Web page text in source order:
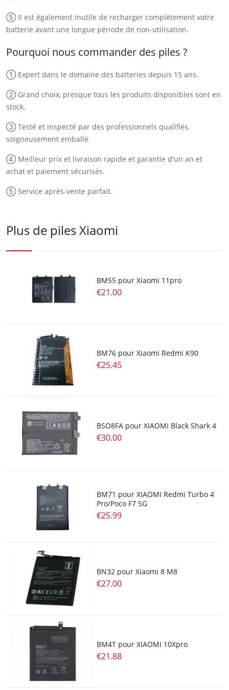
⑤ Il est également inutile de recharger complètement votre
batterie avant une longue période de non-utilisation.
Pourquoi nous commander des piles ?
① Expert dans le domaine des batteries depuis 15 ans.
② Grand choix, presque tous les produits disponibles sont en
stock.
③ Testé et inspecté par des professionnels qualifiés,
soigneusement emballé.
④ Meilleur prix et livraison rapide et garantie d'un an et
achat et paiement sécurisés.
⑤ Service après-vente parfait.
Plus de piles Xiaomi
BM55 pour Xiaomi 11pro
€21.00
BM76 pour Xiaomi Redmi K90
€25.45
BSO8FA pour XIAOMI Black Shark 4
€30.00
BM71 pour XIAOMI Redmi Turbo 4
Pro/Poco F7 5G
€25.99
BN32 pour Xiaomi 8 M8
€27.00
BM4T pour XIAOMI 10Xpro
€21.88